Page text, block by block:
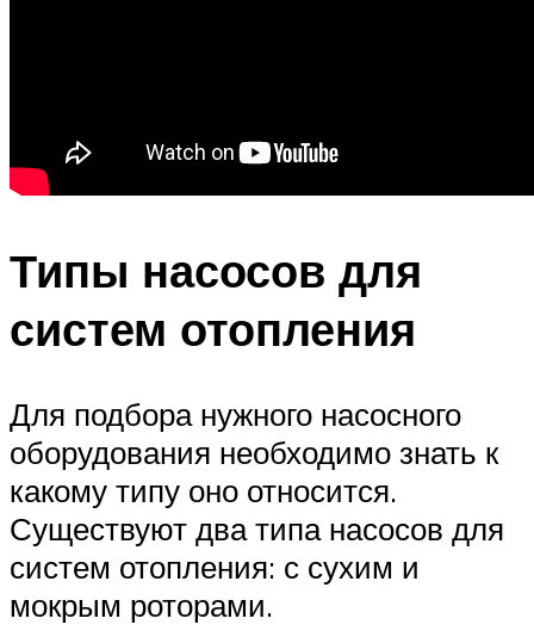
Типы насосов для
систем отопления
Для подбора нужного насосного
оборудования необходимо знать к
какому типу оно относится.
Существуют два типа насосов для
систем отопления: с сухим и
мокрым роторами.